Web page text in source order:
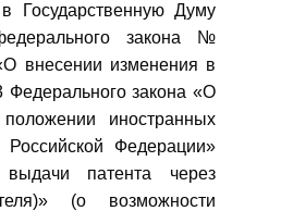
Государственную Думу
закона №
внесении изменения в
Федерального закона «О
иностранных
Российской Федерации»
патента через
(о возможности